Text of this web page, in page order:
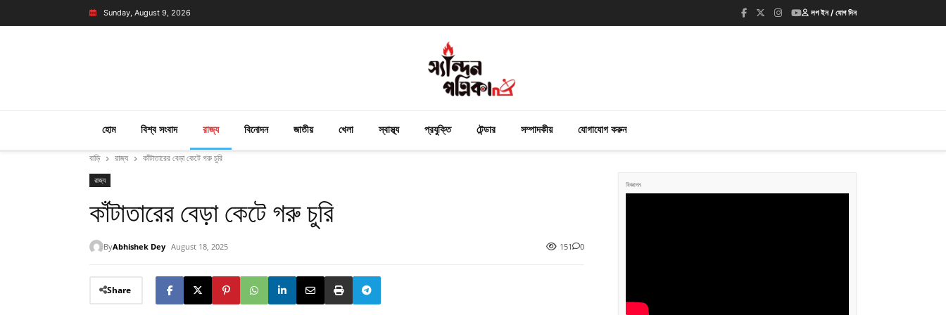
Sunday, August 9, 2026 লগ ইন / যোগ দিন
হোম বিশ্ব সংবাদ রাজ্য বিনোদন জাতীয় খেলা স্বাস্থ্য প্রযুক্তি টেন্ডার সম্পাদকীয় যোগাযোগ করুন
বাড়ি রাজ্য কাঁটাতারের বেড়া কেটে গরু চুরি
রাজ্য
কাঁটাতারের বেড়া কেটে গরু চুরি
ByAbhishek Dey August 18, 2025 151 0
Share
বিজ্ঞাপন